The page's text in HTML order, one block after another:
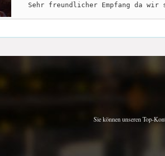
Sehr freundlicher Empfang da wir
Sie können unseren Top-